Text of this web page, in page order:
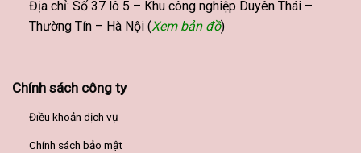
Địa chỉ: Số 37 lô 5 – Khu công nghiệp Duyên Thái –
Thường Tín – Hà Nội (Xem bản đồ)
Chính sách công ty
Điều khoản dịch vụ
Chính sách bảo mật